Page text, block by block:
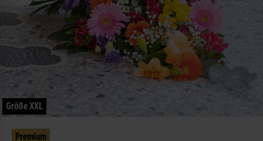
Größe XXL
Premium